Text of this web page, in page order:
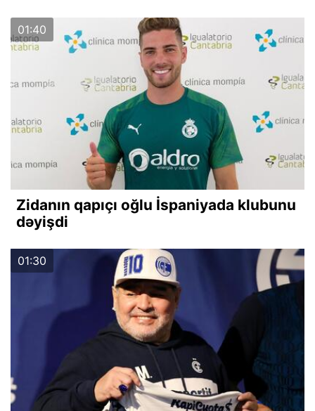
01:40
Zidanın qapıçı oğlu İspaniyada klubunu
dəyişdi
01:30